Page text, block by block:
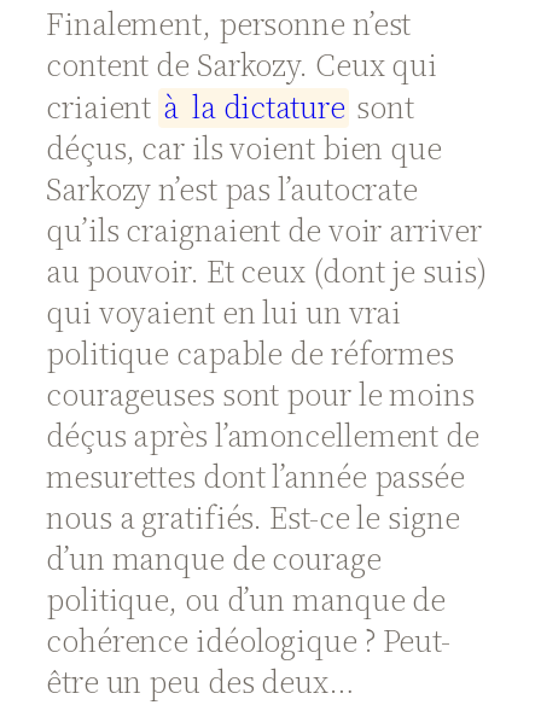
Finalement, personne n’est
content de Sarkozy. Ceux qui
criaient à ladictature sont
déçus, car ils voient bien que
Sarkozy n’est pas l’autocrate
qu’ils craignaient de voir arriver
au pouvoir. Et ceux (dont je suis)
qui voyaient en lui un vrai
politique capable de réformes
courageuses sont pour le moins
déçus après l’amoncellement de
mesurettes dont l’année passée
nous a gratifiés. Est-ce le signe
d’un manque de courage
politique, ou d’un manque de
cohérence idéologique ? Peut-
être un peu des deux…